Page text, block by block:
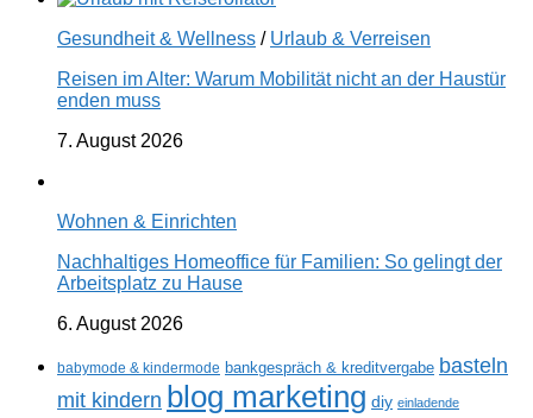
Gesundheit & Wellness / Urlaub & Verreisen
Reisen im Alter: Warum Mobilität nicht an der Haustür
enden muss
7. August 2026
Wohnen & Einrichten
Nachhaltiges Homeoffice für Familien: So gelingt der
Arbeitsplatz zu Hause
6. August 2026
babymode & kindermode bankgespräch & kreditvergabe basteln
mit kindern blog marketing diy einladende